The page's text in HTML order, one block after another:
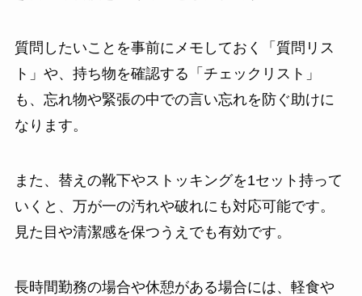
質問したいことを事前にメモしておく「質問リス
ト」や、持ち物を確認する「チェックリスト」
も、忘れ物や緊張の中での言い忘れを防ぐ助けに
なります。
また、替えの靴下やストッキングを1セット持って
いくと、万が一の汚れや破れにも対応可能です。
見た目や清潔感を保つうえでも有効です。
長時間勤務の場合や休憩がある場合には、軽食や